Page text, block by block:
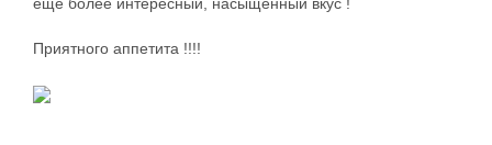
Приятного аппетита !!!!